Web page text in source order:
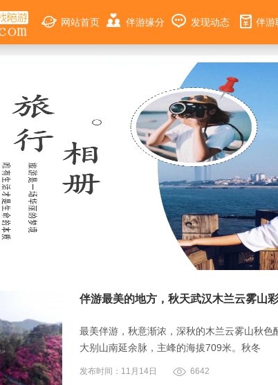
网站首页 伴游缘分 发现动态 伴游
伴游最美的地方，秋天武汉木兰云雾山
最美伴游，秋意渐浓，深秋的木兰云雾山秋
大别山南延余脉，主峰的海拔709米。秋冬
发布时间：11月14日 6642